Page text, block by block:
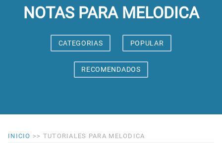
NOTAS PARA MELODICA
CATEGORIAS POPULAR
RECOMENDADOS
INICIO >> TUTORIALES PARA MELODICA